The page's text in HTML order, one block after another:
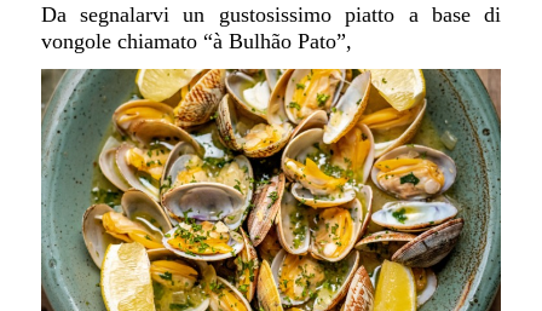
Da segnalarvi un gustosissimo piatto a base di
vongole chiamato “à Bulhão Pato”,